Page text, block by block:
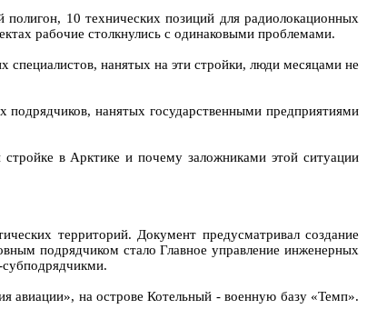
10 технических позиций для радиолокационных
рабочие столкнулись с одинаковыми проблемами.
специалистов, нанятых на эти стройки, люди месяцами не
нанятых государственными предприятиями
стройке в Арктике и почему заложниками этой ситуации
территорий. Документ предусматривал создание
подрядчиком стало Главное управление инженерных
авиации», на острове Котельный - военную базу «Темп».